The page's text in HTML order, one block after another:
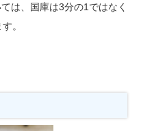
は、国庫は3分の1ではなく
。